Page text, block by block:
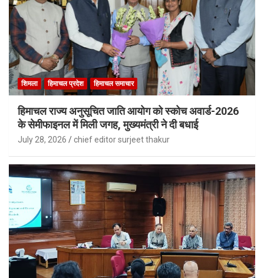
शिमला हिमाचल प्रदेश हिमाचल समाचार
हिमाचल राज्य अनुसूचित जाति आयोग को स्कोच अवार्ड-2026
के सेमीफाइनल में मिली जगह, मुख्यमंत्री ने दी बधाई
July 28, 2026 chief editor surjeet thakur